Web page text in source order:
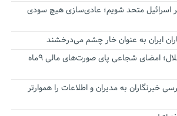
اسرائیل متحد شویم؛ عادی‌سازی هیچ سودی
ایران به عنوان خار چشم می‌درخشند
اتفاق عجیب در استقلال؛ امضای شجاعی پای صورت‌های مالی ٩ماه
خبرنگاران به مدیران و اطلاعات را هموارتر